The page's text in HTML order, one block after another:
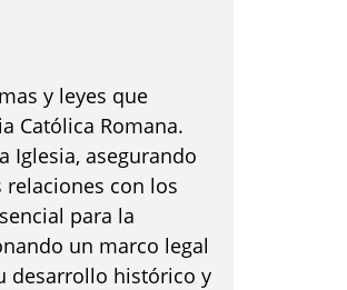
y leyes que
Católica Romana.
Iglesia, asegurando
con los
para la
un marco legal
desarrollo histórico y